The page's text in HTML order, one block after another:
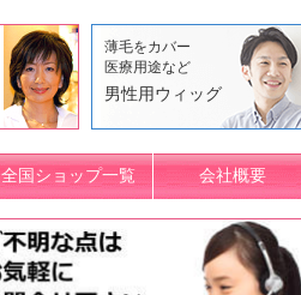
薄毛をカバー
医療用途など
男性用ウィッグ
全国ショップ一覧 会社概要